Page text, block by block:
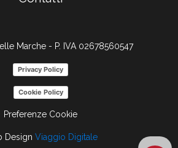
Marche - P. IVA 02678560547
Privacy Policy
Cookie Policy
Preferenze Cookie
Design Viaggio Digitale